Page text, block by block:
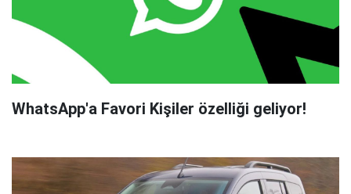
WhatsApp'a Favori Kişiler özelliği geliyor!